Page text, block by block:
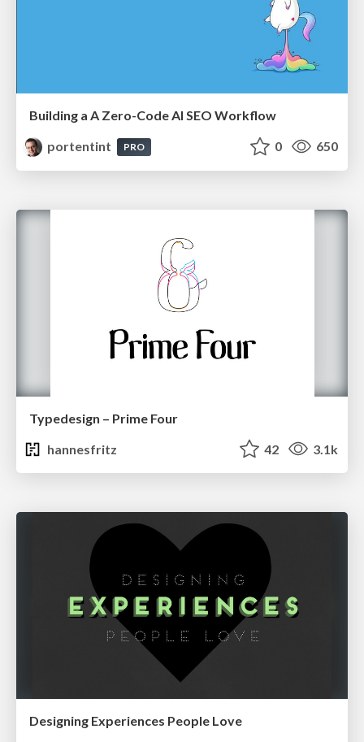
Building a A Zero-Code AI SEO Workflow
portentint
PRO 0 650
Typedesign – Prime Four
hannesfritz
42 3.1k
Designing Experiences People Love